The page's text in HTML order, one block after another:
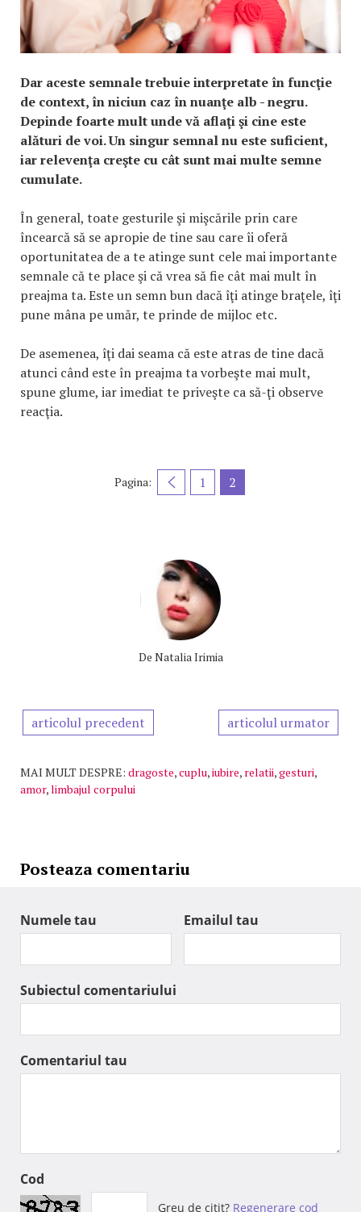
Dar aceste semnale trebuie interpretate în funcţie
de context, în niciun caz în nuanţe alb - negru.
Depinde foarte mult unde vă aflaţi şi cine este
alături de voi. Un singur semnal nu este suficient,
iar relevenţa creşte cu cât sunt mai multe semne
cumulate.
În general, toate gesturile şi mişcările prin care
încearcă să se apropie de tine sau care îi oferă
oportunitatea de a te atinge sunt cele mai importante
semnale că te place şi că vrea să fie cât mai mult în
preajma ta. Este un semn bun dacă îţi atinge braţele, îţi
pune mâna pe umăr, te prinde de mijloc etc.
De asemenea, îţi dai seama că este atras de tine dacă
atunci când este în preajma ta vorbeşte mai mult,
spune glume, iar imediat te priveşte ca să-ţi observe
reacţia.
Pagina: 1 2
De Natalia Irimia
articolul precedent articolul urmator
MAI MULT DESPRE: dragoste,cuplu,iubire, relatii,gesturi,
amor,limbajul corpului
Posteaza comentariu
Numele tau Emailul tau
Subiectul comentariului
Comentariul tau
Cod
Greu de citit? Regenerare cod